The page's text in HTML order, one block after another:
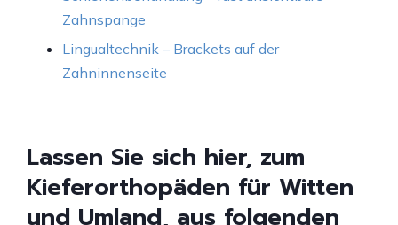
Zahnspange
Lingualtechnik – Brackets auf der
Zahninnenseite
Lassen Sie sich hier, zum
Kieferorthopäden für Witten
und Umland, aus folgenden